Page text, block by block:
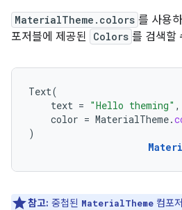
MaterialTheme.colors 를 사용
포저블에 제공된
Colors 를 검색할
Text(
text = "Hello theming" ,
color = MaterialTheme.
)
참고: 중첩된 MaterialTheme 컴포